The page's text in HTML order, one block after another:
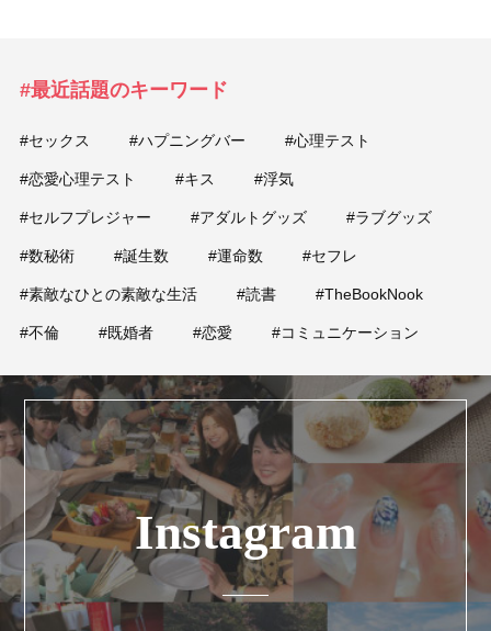
#最近話題のキーワード
#セックス #ハプニングバー #心理テスト
#恋愛心理テスト #キス #浮気
#セルフプレジャー #アダルトグッズ #ラブグッズ
#数秘術 #誕生数 #運命数 #セフレ
#素敵なひとの素敵な生活 #読書 #TheBookNook
#不倫 #既婚者 #恋愛 #コミュニケーション
Instagram